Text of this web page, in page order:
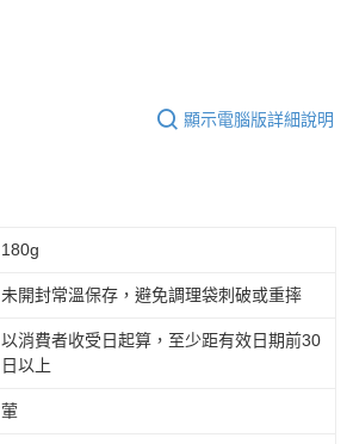
顯示電腦版詳細說明
180g
未開封常溫保存，避免調理袋刺破或重摔
以消費者收受日起算，至少距有效日期前30
日以上
葷